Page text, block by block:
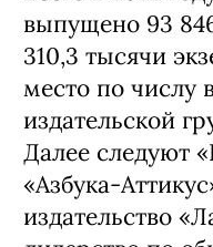
Виктор
экземпляров;
Николай
экземпляров;
Лия Арден —
Всего в 2022